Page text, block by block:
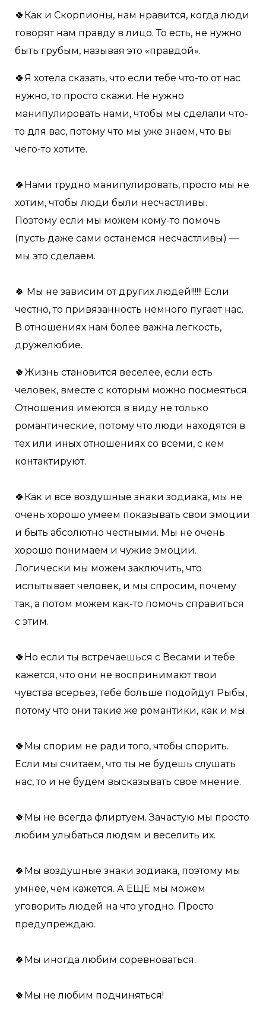
🍀Как и Скорпионы, нам нравится, когда люди
говорят нам правду в лицо. То есть, не нужно
быть грубым, называя это «правдой».
🍀Я хотела сказать, что если тебе что-то от нас
нужно, то просто скажи. Не нужно
манипулировать нами, чтобы мы сделали что-
то для вас, потому что мы уже знаем, что вы
чего-то хотите.
🍀Нами трудно манипулировать, просто мы не
хотим, чтобы люди были несчастливы.
Поэтому если мы можем кому-то помочь
(пусть даже сами останемся несчастливы) —
мы это сделаем.
🍀 Мы не зависим от других людей!!!!!! Если
честно, то привязанность немного пугает нас.
В отношениях нам более важна легкость,
дружелюбие.
🍀Жизнь становится веселее, если есть
человек, вместе с которым можно посмеяться.
Отношения имеются в виду не только
романтические, потому что люди находятся в
тех или иных отношениях со всеми, с кем
контактируют.
🍀Как и все воздушные знаки зодиака, мы не
очень хорошо умеем показывать свои эмоции
и быть абсолютно честными. Мы не очень
хорошо понимаем и чужие эмоции.
Логически мы можем заключить, что
испытывает человек, и мы спросим, почему
так, а потом можем как-то помочь справиться
с этим.
🍀Но если ты встречаешься с Весами и тебе
кажется, что они не воспринимают твои
чувства всерьез, тебе больше подойдут Рыбы,
потому что они такие же романтики, как и мы.
🍀Мы спорим не ради того, чтобы спорить.
Если мы считаем, что ты не будешь слушать
нас, то и не будем высказывать свое мнение.
🍀Мы не всегда флиртуем. Зачастую мы просто
любим улыбаться людям и веселить их.
🍀Мы воздушные знаки зодиака, поэтому мы
умнее, чем кажется. А ЕЩЕ мы можем
уговорить людей на что угодно. Просто
предупреждаю.
🍀Мы иногда любим соревноваться.
🍀Мы не любим подчиняться!